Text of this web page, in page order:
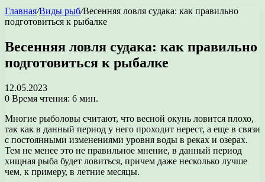
Главная/Виды рыб/Весенняя ловля судака: как правильно
подготовиться к рыбалке
Весенняя ловля судака: как правильно
подготовиться к рыбалке
12.05.2023
0 Время чтения: 6 мин.
Многие рыболовы считают, что весной окунь ловится плохо,
так как в данный период у него проходит нерест, а еще в связи
с постоянными изменениями уровня воды в реках и озерах.
Тем не менее это не правильное мнение, в данный период
хищная рыба будет ловиться, причем даже несколько лучше
чем, к примеру, в летние месяцы.